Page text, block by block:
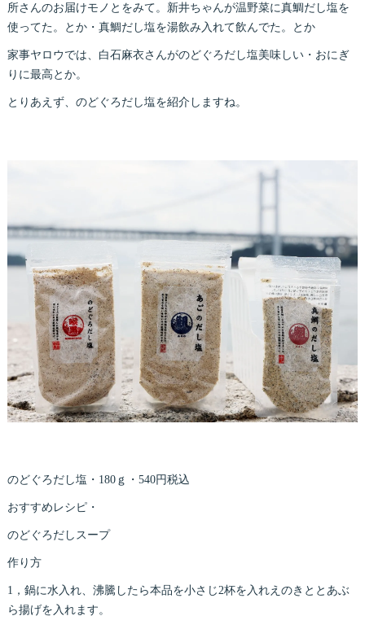
所さんのお届けモノとをみて。新井ちゃんが温野菜に真鯛だし塩を
使ってた。とか・真鯛だし塩を湯飲み入れて飲んでた。とか
家事ヤロウでは、白石麻衣さんがのどぐろだし塩美味しい・おにぎ
りに最高とか。
とりあえず、のどぐろだし塩を紹介しますね。
のどぐろだし塩・180ｇ・540円税込
おすすめレシピ・
のどぐろだしスープ
作り方
1，鍋に水入れ、沸騰したら本品を小さじ2杯を入れえのきととあぶ
ら揚げを入れます。